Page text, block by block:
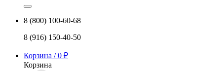
8 (800) 100-60-68
8 (916) 150-40-50
Корзина /0 ₽
Корзина